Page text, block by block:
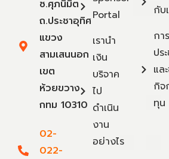
ซ.ศุภนิมิต
ถ.ประชาอุทิศ
แขวง
สามเสนนอก
เขต
ห้วยขวาง
กทม 10310
02-
022-
Portal
เรานำ
เงิน
บริจาค
ไป
ดำเนิน
งาน
อย่างไร
กับ
การ
ปร
แล
กิจ
ทุน